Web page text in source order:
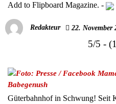
Add to Flipboard Magazine. -
Redakteur 22. November
5/5 -
Güterbahnhof in Schwung! Seit